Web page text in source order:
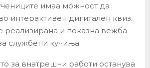
имаа можност да
интерактивен дигитален квиз.
реализирана и показна вежба
службени кучиња.
за внатрешни работи останува